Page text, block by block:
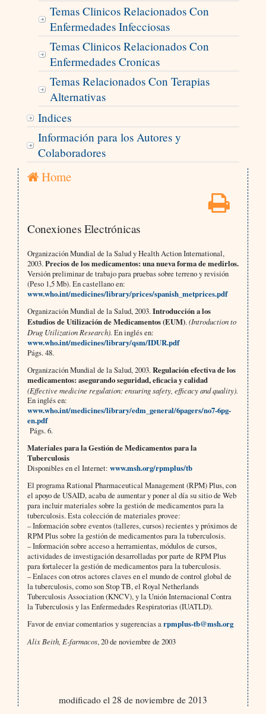
Temas Clinicos Relacionados Con
Enfermedades Infecciosas
Temas Clinicos Relacionados Con
Enfermedades Cronicas
Temas Relacionados Con Terapias
Alternativas
Indices
Información para los Autores y
Colaboradores
Home
Conexiones Electrónicas
Organización Mundial de la Salud y Health Action International,
2003.Precios de los medicamentos: una nueva forma de medirlos.
Versión preliminar de trabajo para pruebas sobre terreno y revisión
(Peso 1,5 Mb). En castellano en:
www.who.int/medicines/library/prices/spanish_metprices.pdf
Organización Mundial de la Salud, 2003.Introducción a los
Estudios de Utilización de Medicamentos (EUM).(Introduction to
Drug Utilization Research). En inglés en:
www.who.int/medicines/library/qsm/IDUR.pdf
Págs. 48.
Organización Mundial de la Salud, 2003.Regulación efectiva de los
medicamentos: asegurando seguridad, eficacia y calidad
(Effective medicine regulation: ensuring safety, efficacy and quality).
En inglés en:
www.who.int/medicines/library/edm_general/6pagers/no7-6pg-
en.pdf
Págs. 6.
Materiales para la Gestión de Medicamentos para la
Tuberculosis
Disponibles en el Internet: www.msh.org/rpmplus/tb
El programa Rational Pharmaceutical Management (RPM) Plus, con
el apoyo de USAID, acaba de aumentar y poner al día su sitio de Web
para incluir materiales sobre la gestión de medicamentos para la
tuberculosis. Esta colección de materiales provee:
– Información sobre eventos (talleres, cursos) recientes y próximos de
RPM Plus sobre la gestión de medicamentos para la tuberculosis.
– Información sobre acceso a herramientas, módulos de cursos,
actividades de investigación desarrolladas por parte de RPM Plus
para fortalecer la gestión de medicamentos para la tuberculosis.
– Enlaces con otros actores claves en el mundo de control global de
la tuberculosis, como son Stop TB, el Royal Netherlands
Tuberculosis Association (KNCV), y la Unión Internacional Contra
la Tuberculosis y las Enfermedades Respiratorias (IUATLD).
Favor de enviar comentarios y sugerencias arpmplus-tb@msh.org
Alix Beith, E-farmacos, 20 de noviembre de 2003
modificado el 28 de noviembre de 2013